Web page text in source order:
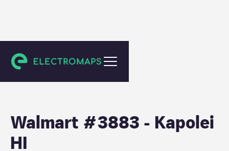
Kapolei
Walmart #3883 - Kapolei
HI